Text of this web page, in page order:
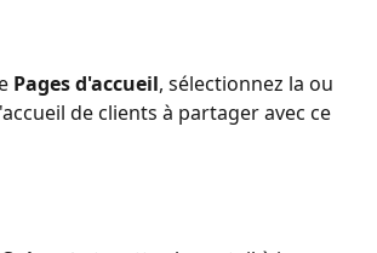
Pages d'accueil, sélectionnez la ou
de clients à partager avec ce